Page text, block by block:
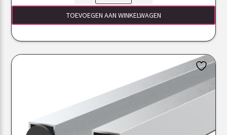
TOEVOEGEN AAN WINKELWAGEN